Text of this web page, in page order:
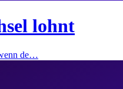
lohnt
de…